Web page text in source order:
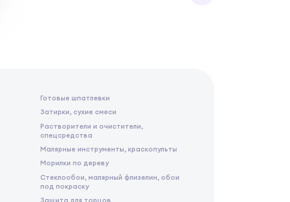
Готовые шпатлевки
Затирки, сухие смеси
Растворители и очистители,
спецсредства
Малярные инструменты, краскопульты
Морилки по дереву
Стеклообои, малярный флизелин, обои
под покраску
Защита для торцов